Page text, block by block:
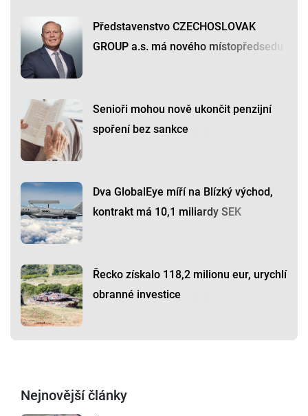
Představenstvo CZECHOSLOVAK
GROUP a.s. má nového místopředsedu
Senioři mohou nově ukončit penzijní
spoření bez sankce
Dva GlobalEye míří na Blízký východ,
kontrakt má 10,1 miliardy SEK
Řecko získalo 118,2 milionu eur, urychlí
obranné investice
Nejnovější články